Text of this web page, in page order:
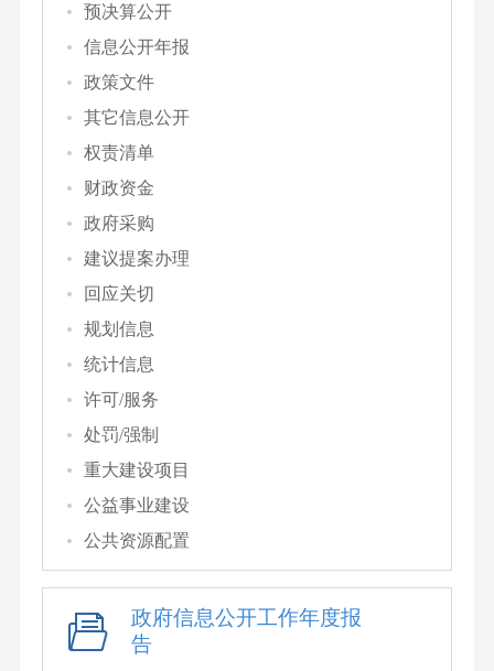
预决算公开
信息公开年报
政策文件
其它信息公开
权责清单
财政资金
政府采购
建议提案办理
回应关切
规划信息
统计信息
许可/服务
处罚/强制
重大建设项目
公益事业建设
公共资源配置
政府信息公开工作年度报
告